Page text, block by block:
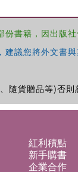
書籍，因出版
議您將外文書
貨贈品等)否則
紅利積點
新手購書
企業合作